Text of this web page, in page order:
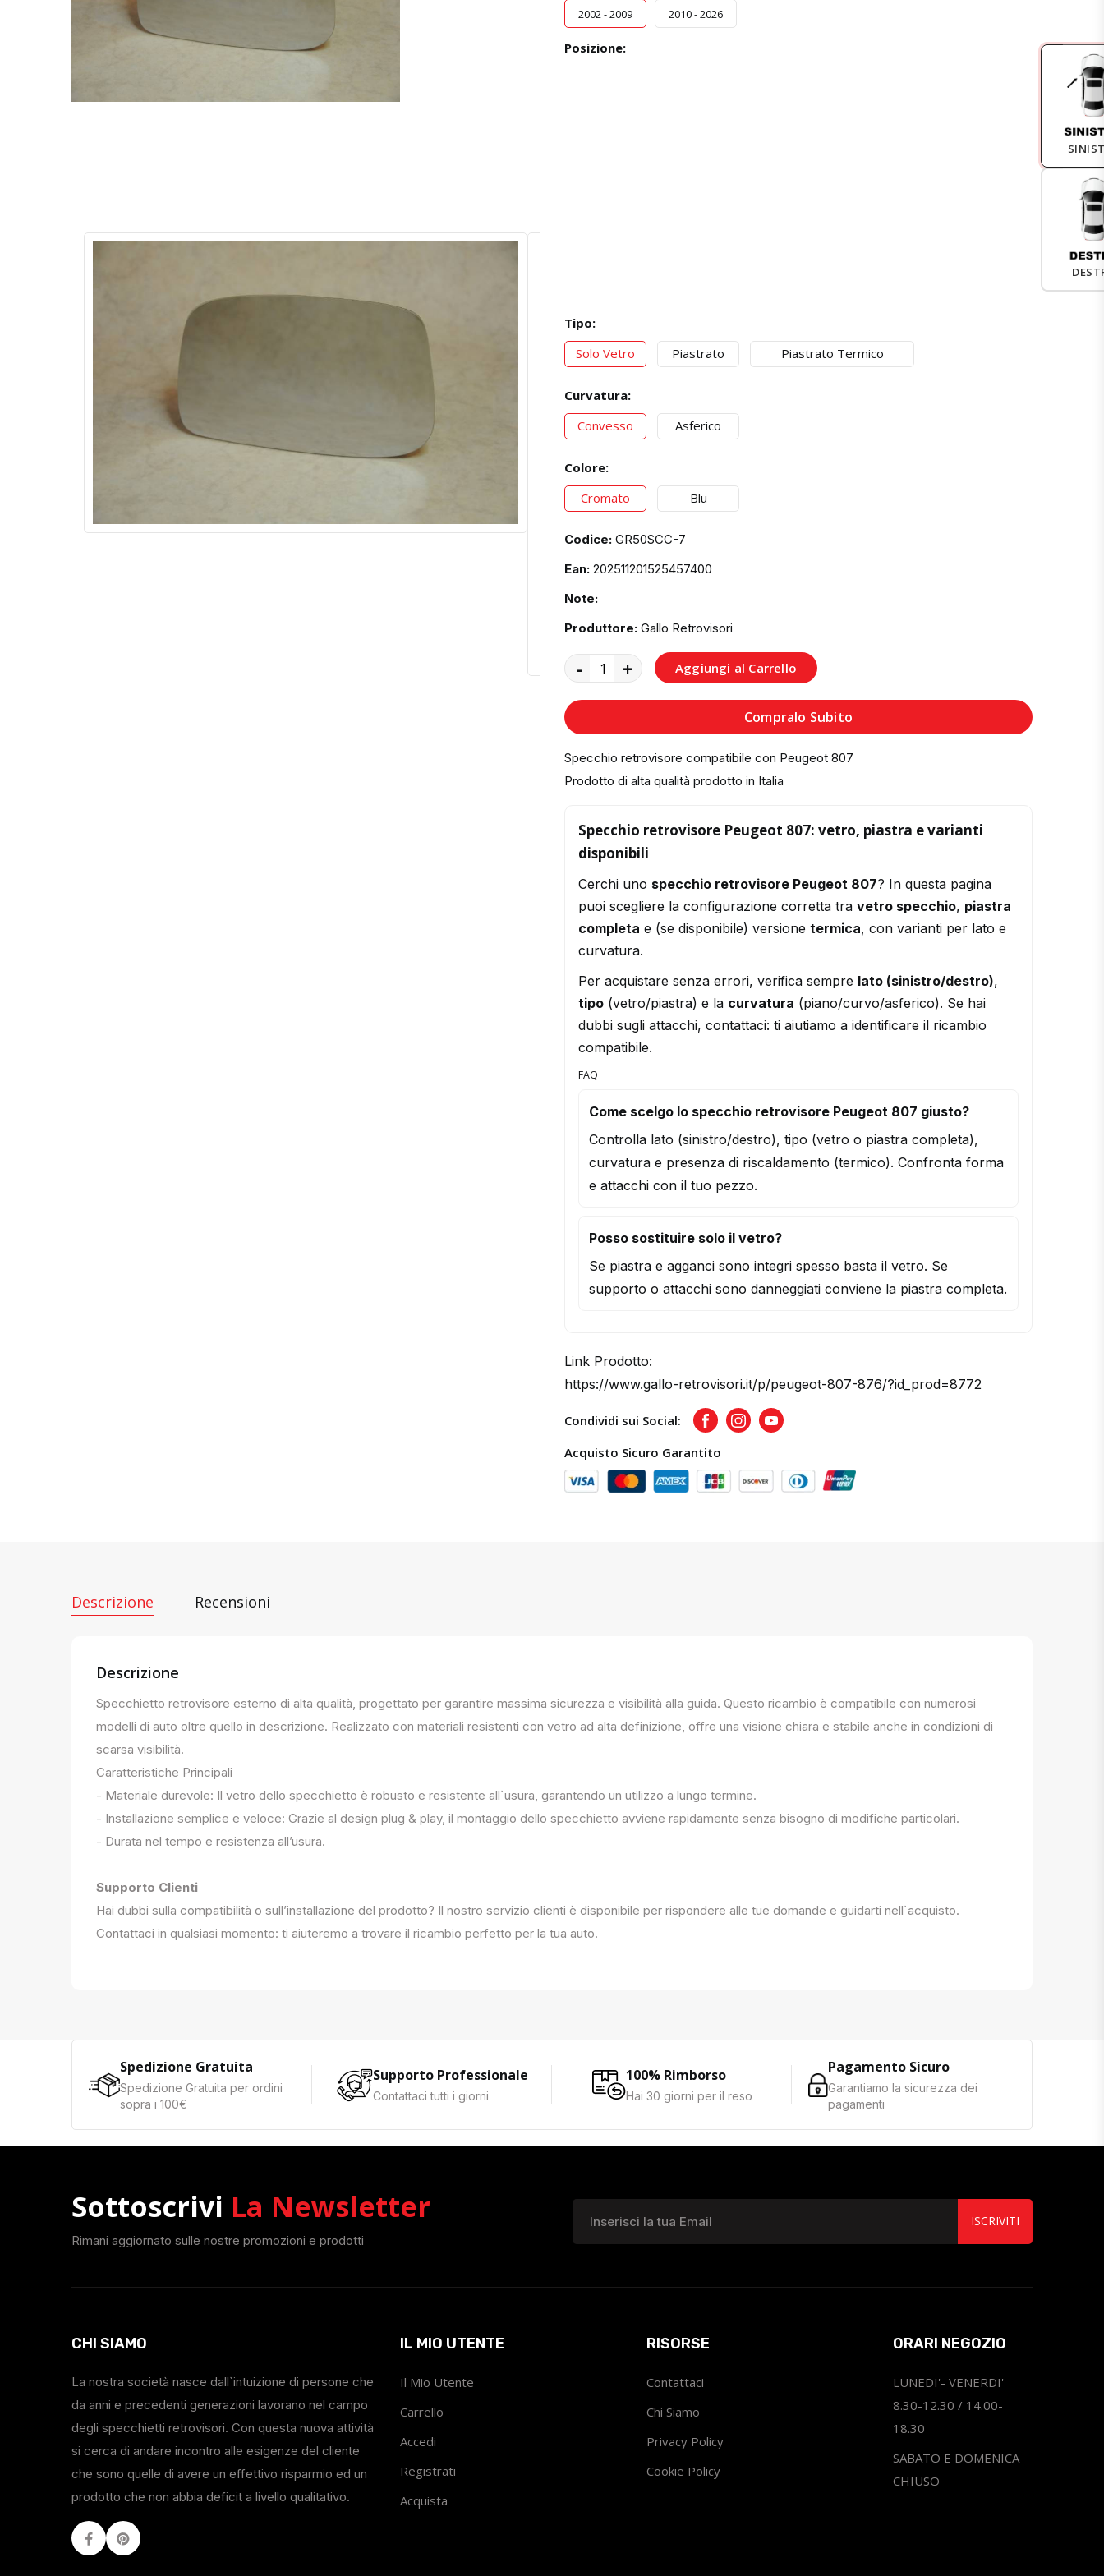
2002 - 2009 2010 - 2026
Posizione:
Tipo:
Solo Vetro
Piastrato Piastrato Termico
Curvatura:
Convesso
Asferico
Colore:
Cromato
Blu
Codice: GR50SCC-7
Ean: 202511201525457400
Note:
Produttore: Gallo Retrovisori
- + Aggiungi al Carrello
Compralo Subito
Specchio retrovisore compatibile con Peugeot 807
Prodotto di alta qualità prodotto in Italia
Specchio retrovisore Peugeot 807: vetro, piastra e varianti
disponibili
Cerchi uno specchio retrovisore Peugeot 807? In questa pagina
puoi scegliere la configurazione corretta tra vetro specchio, piastra
completa e (se disponibile) versione termica, con varianti per lato e
curvatura.
Per acquistare senza errori, verifica sempre lato (sinistro/destro),
tipo (vetro/piastra) e la curvatura (piano/curvo/asferico). Se hai
dubbi sugli attacchi, contattaci: ti aiutiamo a identificare il ricambio
compatibile.
FAQ
Come scelgo lo specchio retrovisore Peugeot 807 giusto?
Controlla lato (sinistro/destro), tipo (vetro o piastra completa),
curvatura e presenza di riscaldamento (termico). Confronta forma
e attacchi con il tuo pezzo.
Posso sostituire solo il vetro?
Se piastra e agganci sono integri spesso basta il vetro. Se
supporto o attacchi sono danneggiati conviene la piastra completa.
Link Prodotto:
https://www.gallo-retrovisori.it/p/peugeot-807-876/?id_prod=8772
Condividi sui Social: FacebookInstagramYoutube
Acquisto Sicuro Garantito
Descrizione Recensioni
Descrizione
Specchietto retrovisore esterno di alta qualità, progettato per garantire massima sicurezza e visibilità alla guida. Questo ricambio è compatibile con numerosi
modelli di auto oltre quello in descrizione. Realizzato con materiali resistenti con vetro ad alta definizione, offre una visione chiara e stabile anche in condizioni di
scarsa visibilità.
Caratteristiche Principali
- Materiale durevole: Il vetro dello specchietto è robusto e resistente all`usura, garantendo un utilizzo a lungo termine.
- Installazione semplice e veloce: Grazie al design plug & play, il montaggio dello specchietto avviene rapidamente senza bisogno di modifiche particolari.
- Durata nel tempo e resistenza all’usura.
Supporto Clienti
Hai dubbi sulla compatibilità o sull’installazione del prodotto? Il nostro servizio clienti è disponibile per rispondere alle tue domande e guidarti nell`acquisto.
Contattaci in qualsiasi momento: ti aiuteremo a trovare il ricambio perfetto per la tua auto.
Spedizione Gratuita
Spedizione Gratuita per ordini
sopra i 100€
Supporto Professionale
Contattaci tutti i giorni
100% Rimborso
Hai 30 giorni per il reso
Pagamento Sicuro
Garantiamo la sicurezza dei
pagamenti
Sottoscrivi La Newsletter
Rimani aggiornato sulle nostre promozioni e prodotti
ISCRIVITI
CHI SIAMO
La nostra società nasce dall`intuizione di persone che
da anni e precedenti generazioni lavorano nel campo
degli specchietti retrovisori. Con questa nuova attività
si cerca di andare incontro alle esigenze del cliente
che sono quelle di avere un effettivo risparmio ed un
prodotto che non abbia deficit a livello qualitativo.
FacebookYoutube
IL MIO UTENTE
Il Mio Utente
Carrello
Accedi
Registrati
Acquista
RISORSE
Contattaci
Chi Siamo
Privacy Policy
Cookie Policy
ORARI NEGOZIO
LUNEDI'- VENERDI'
8.30-12.30 / 14.00-
18.30
SABATO E DOMENICA
CHIUSO